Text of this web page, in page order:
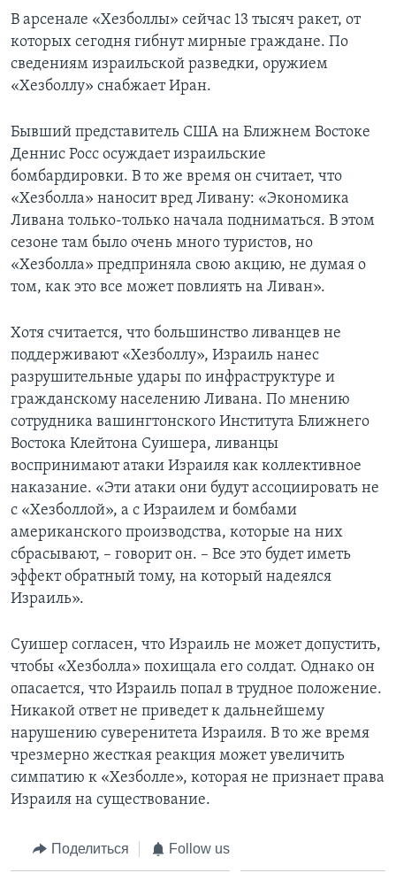
В арсенале «Хезболлы» сейчас 13 тысяч ракет, от
которых сегодня гибнут мирные граждане. По
сведениям израильской разведки, оружием
«Хезболлу» снабжает Иран.
Бывший представитель США на Ближнем Востоке
Деннис Росс осуждает израильские
бомбардировки. В то же время он считает, что
«Хезболла» наносит вред Ливану: «Экономика
Ливана только-только начала подниматься. В этом
сезоне там было очень много туристов, но
«Хезболла» предприняла свою акцию, не думая о
том, как это все может повлиять на Ливан».
Хотя считается, что большинство ливанцев не
поддерживают «Хезболлу», Израиль нанес
разрушительные удары по инфраструктуре и
гражданскому населению Ливана. По мнению
сотрудника вашингтонского Института Ближнего
Востока Клейтона Суишера, ливанцы
воспринимают атаки Израиля как коллективное
наказание. «Эти атаки они будут ассоциировать не
с «Хезболлой», а с Израилем и бомбами
американского производства, которые на них
сбрасывают, – говорит он. – Все это будет иметь
эффект обратный тому, на который надеялся
Израиль».
Суишер согласен, что Израиль не может допустить,
чтобы «Хезболла» похищала его солдат. Однако он
опасается, что Израиль попал в трудное положение.
Никакой ответ не приведет к дальнейшему
нарушению суверенитета Израиля. В то же время
чрезмерно жесткая реакция может увеличить
симпатию к «Хезболле», которая не признает права
Израиля на существование.
Поделиться Follow us